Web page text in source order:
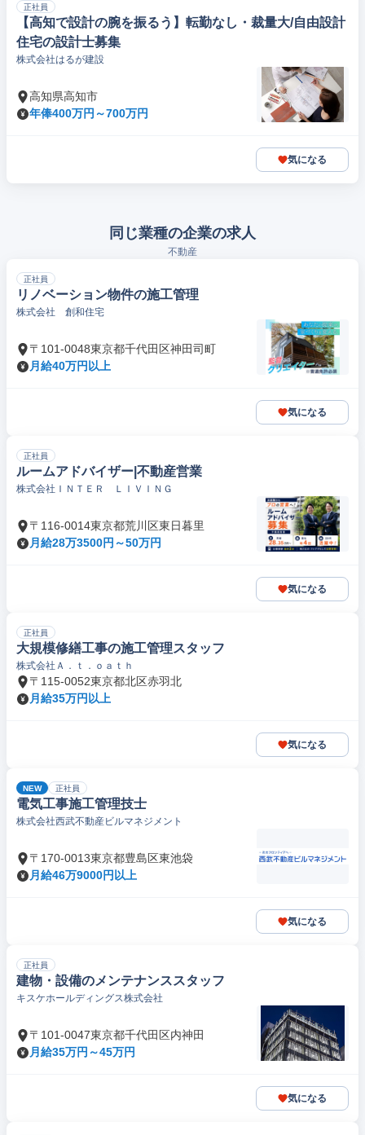
正社員
【高知で設計の腕を振るう】転勤なし・裁量大/自由設計
住宅の設計士募集
株式会社はるが建設
高知県高知市
年俸400万円～700万円
気になる
同じ業種の企業の求人
不動産
正社員
リノベーション物件の施工管理
株式会社 創和住宅
〒101-0048東京都千代田区神田司町
月給40万円以上
気になる
正社員
ルームアドバイザー|不動産営業
株式会社ＩＮＴＥＲ ＬＩＶＩＮＧ
〒116-0014東京都荒川区東日暮里
月給28万3500円～50万円
気になる
正社員
大規模修繕工事の施工管理スタッフ
株式会社Ａ．ｔ．ｏａｔｈ
〒115-0052東京都北区赤羽北
月給35万円以上
気になる
NEW 正社員
電気工事施工管理技士
株式会社西武不動産ビルマネジメント
〒170-0013東京都豊島区東池袋
月給46万9000円以上
気になる
正社員
建物・設備のメンテナンススタッフ
キスケホールディングス株式会社
〒101-0047東京都千代田区内神田
月給35万円～45万円
気になる